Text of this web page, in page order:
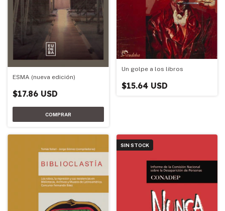
ESMA (nueva edición)
$17.86 USD
Un golpe a los libros
$15.64 USD
SIN STOCK